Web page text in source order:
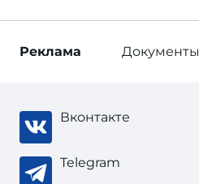
Реклама Документы
Вконтакте
Telegram